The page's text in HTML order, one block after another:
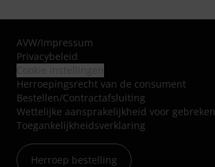
AVW/Impressum
Privacybeleid
Herroepingsrecht van de consument
Bestellen/Contractafsluiting
Wettelijke aansprakelijkheid voor gebreken
Toegankelijkheidsverklaring
Herroep bestelling